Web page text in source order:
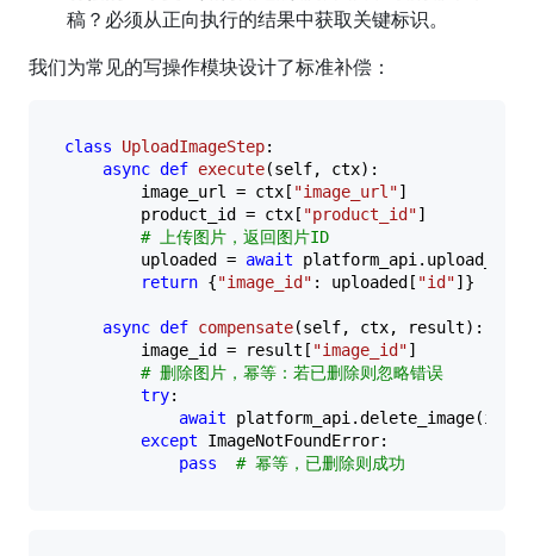
稿？必须从正向执行的结果中获取关键标识。
我们为常见的写操作模块设计了标准补偿：
class UploadImageStep:
async def execute(self, ctx):
        image_url = ctx[
"image_url"]
        product_id = ctx[
"product_id"]
# 上传图片，返回图片ID
        uploaded =
await
return {"image_id" : uploaded[ "id"]}
async def compensate(self, ctx, result):
        image_id = result[
"image_id"]
# 删除图片，幂等：若已删除则忽略错误
try:
await
except ImageNotFoundError:
pass
# 幂等，已删除则成功